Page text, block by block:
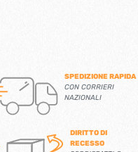
SPEDIZIONE RAPIDA
CON CORRIERI
NAZIONALI
DIRITTO DI
RECESSO